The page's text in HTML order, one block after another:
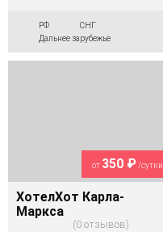
РФ
СНГ
Дальнее зарубежье
от 350 ₽/сутки
ХотелХот Карла-
Маркса
0 отзывов